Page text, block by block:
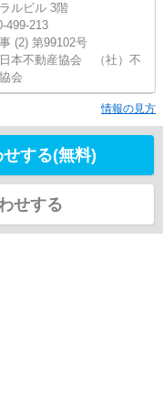
ルビル 3階
499-213
(2) 第99102号
日本不動産協会 （社）不
会
情報の見方
する(無料)
せする